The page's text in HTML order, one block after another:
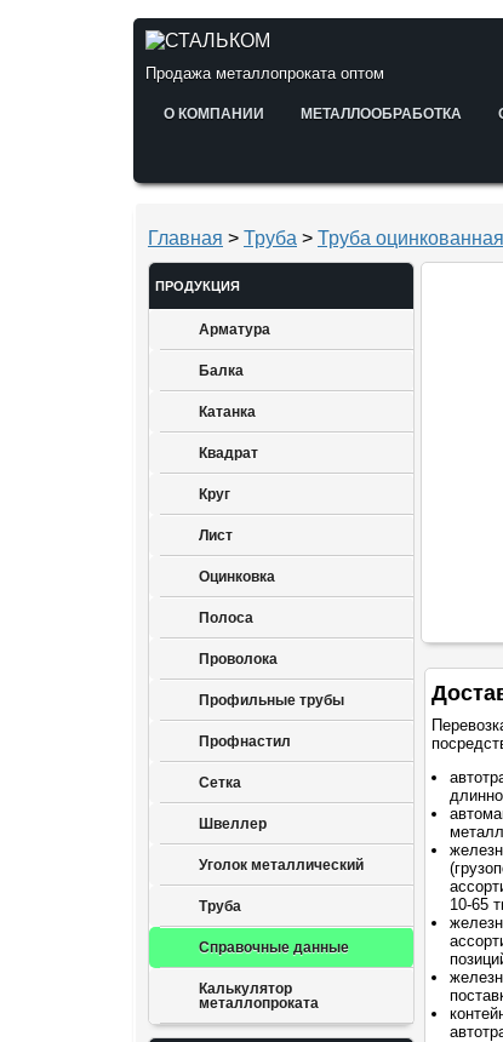
Продажа металлопроката оптом
О КОМПАНИИ МЕТАЛЛООБРАБОТКА
Главная > Труба > Труба оцинкованная
ПРОДУКЦИЯ
Арматура
Балка
Катанка
Квадрат
Круг
Лист
Оцинковка
Полоса
Проволока
Профильные трубы
Профнастил
Сетка
Швеллер
Уголок металлический
Труба
Справочные данные
Калькулятор
металлопроката
10-65